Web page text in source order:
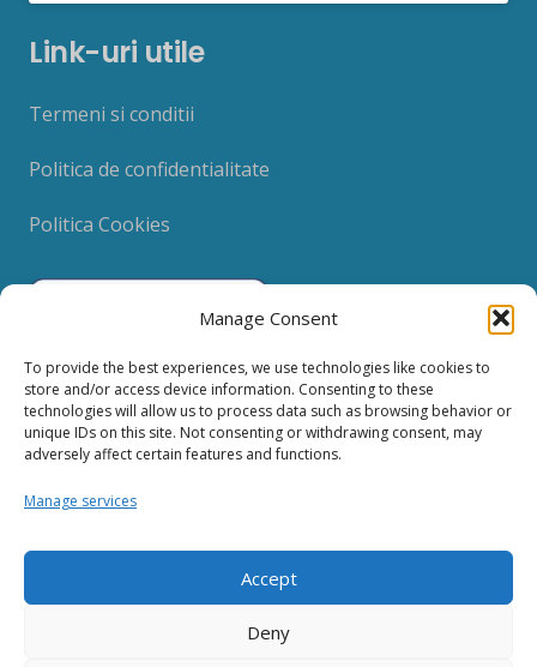
Manage Consent
To provide the best experiences, we use technologies like cookies to
store and/or access device information. Consenting to these
technologies will allow us to process data such as browsing behavior or
unique IDs on this site. Not consenting or withdrawing consent, may
adversely affect certain features and functions.
Manage services
Accept
Deny
Link-uri utile
Termeni si conditii
Politica de confidentialitate
Politica Cookies
Contact
0721.239.500